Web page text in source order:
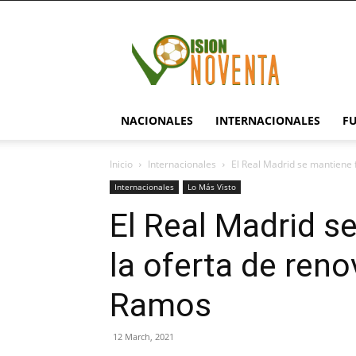
NACIONALES INTERNACIONALES
Inicio Internacionales El Real Madrid se
Internacionales Lo Más Visto
El Real Madrid
la oferta de
Ramos
12 March, 2021